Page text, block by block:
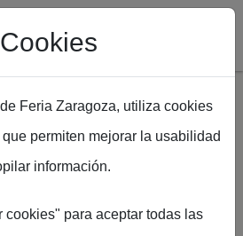
Feria Zaragoza, utiliza cookies
permiten mejorar la usabilidad
información.
cookies" para aceptar todas las